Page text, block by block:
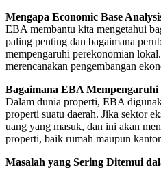
Mengapa Economic Base
EBA membantu kita mengetahui
paling penting dan bagaimana
mempengaruhi perekonomian
merencanakan pengembangan
Bagaimana EBA
Dalam dunia properti, EBA
properti suatu daerah. Jika sektor
uang yang masuk, dan ini akan
properti, baik rumah maupun
Masalah yang Sering Ditemui